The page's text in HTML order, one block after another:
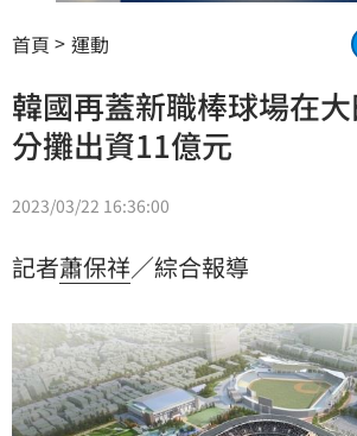
首頁 運動
韓國再蓋新職棒球場在
分攤出資11億元
2023/03/22 16:36:00
記者蕭保祥／綜合報導